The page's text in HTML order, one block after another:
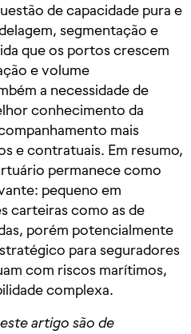
de capacidade pura e
segmentação e
que os portos crescem
e volume
a necessidade de
conhecimento da
mais
e contratuais. Em resumo,
permanece como
pequeno em
carteiras como as de
porém potencialmente
para seguradores
com riscos marítimos,
complexa.
artigo são de